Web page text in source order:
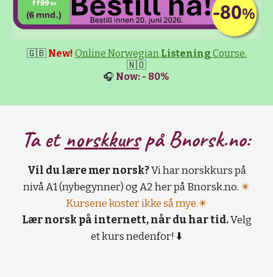
🇬🇧 New! Online Norwegian Listening Course.
🇳🇴
🎧 Now: - 80%
Ta et norskkurspå Bnorsk.no:
Vil du lære mer norsk?Vi har norskkurs på
nivå A1 (nybegynner) og A2 her på Bnorsk.no. ✴️
Kursene koster ikke så mye.✴️
Lær norsk på internett, når du har tid.Velg
et kurs nedenfor! ⬇️